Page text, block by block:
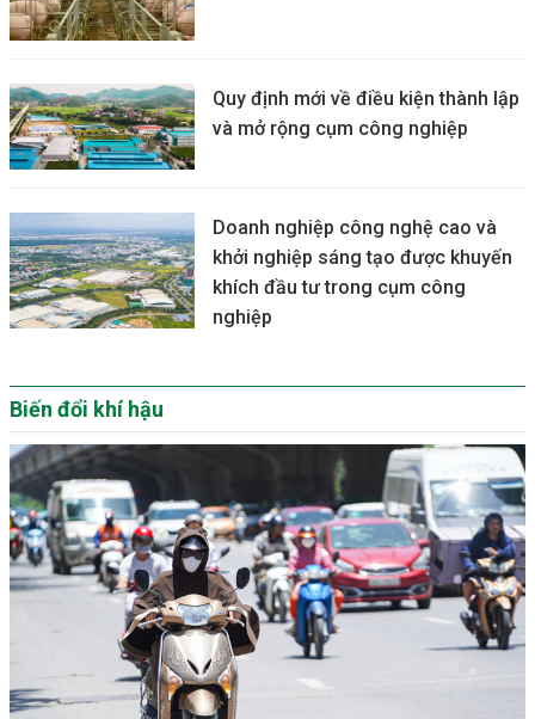
Quy định mới về điều kiện thành lập
và mở rộng cụm công nghiệp
Doanh nghiệp công nghệ cao và
khởi nghiệp sáng tạo được khuyến
khích đầu tư trong cụm công
nghiệp
Biến đổi khí hậu